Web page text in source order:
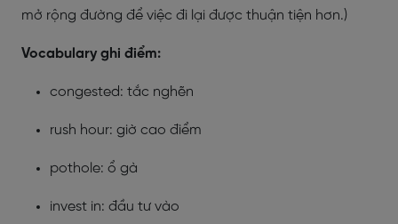
mở rộng đường để việc đi lại được thuận tiện hơn.)
Vocabulary ghi điểm:
congested: tắc nghẽn
rush hour: giờ cao điểm
pothole: ổ gà
invest in: đầu tư vào